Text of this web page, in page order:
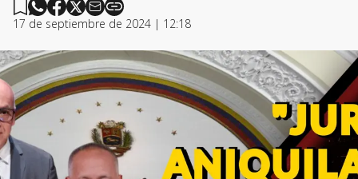
17 de septiembre de 2024 | 12:18